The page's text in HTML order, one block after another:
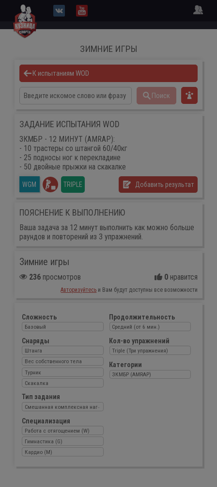
ЗИМНИЕ ИГРЫ
К испытаниям WOD
Поиск
ЗАДАНИЕ ИСПЫТАНИЯ WOD
ЗКМБР - 12 МИНУТ (AMRAP):
- 10 трастеры со штангой 60/40кг
- 25 подносы ног к перекладине
- 50 двойные прыжки на скакалке
WGM TRIPLE Добавить результат
ПОЯСНЕНИЕ К ВЫПОЛНЕНИЮ
Ваша задача за 12 минут выполнить как можно больше
раундов и повторений из 3 упражнений.
Зимние игры
236просмотров 0нравится
Авторизуйтесь и Вам будут доступны все возможности
Сложность
Базовый
Снаряды
Штанга
Вес собственного тела
Турник
Скакалка
Тип задания
Смешанная комплексная нагрузка
Специализация
Работа с отягощением (W)
Гимнастика (G)
Кардио (M)
Продолжительность
Средний (от 6 мин.)
Кол-во упражнений
Triple (Три упражнения)
Категории
ЗКМБР (AMRAP)